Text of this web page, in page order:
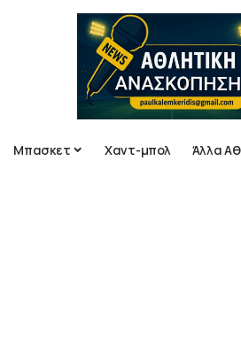
Μπασκετ Χαντ-μπολ Άλλα